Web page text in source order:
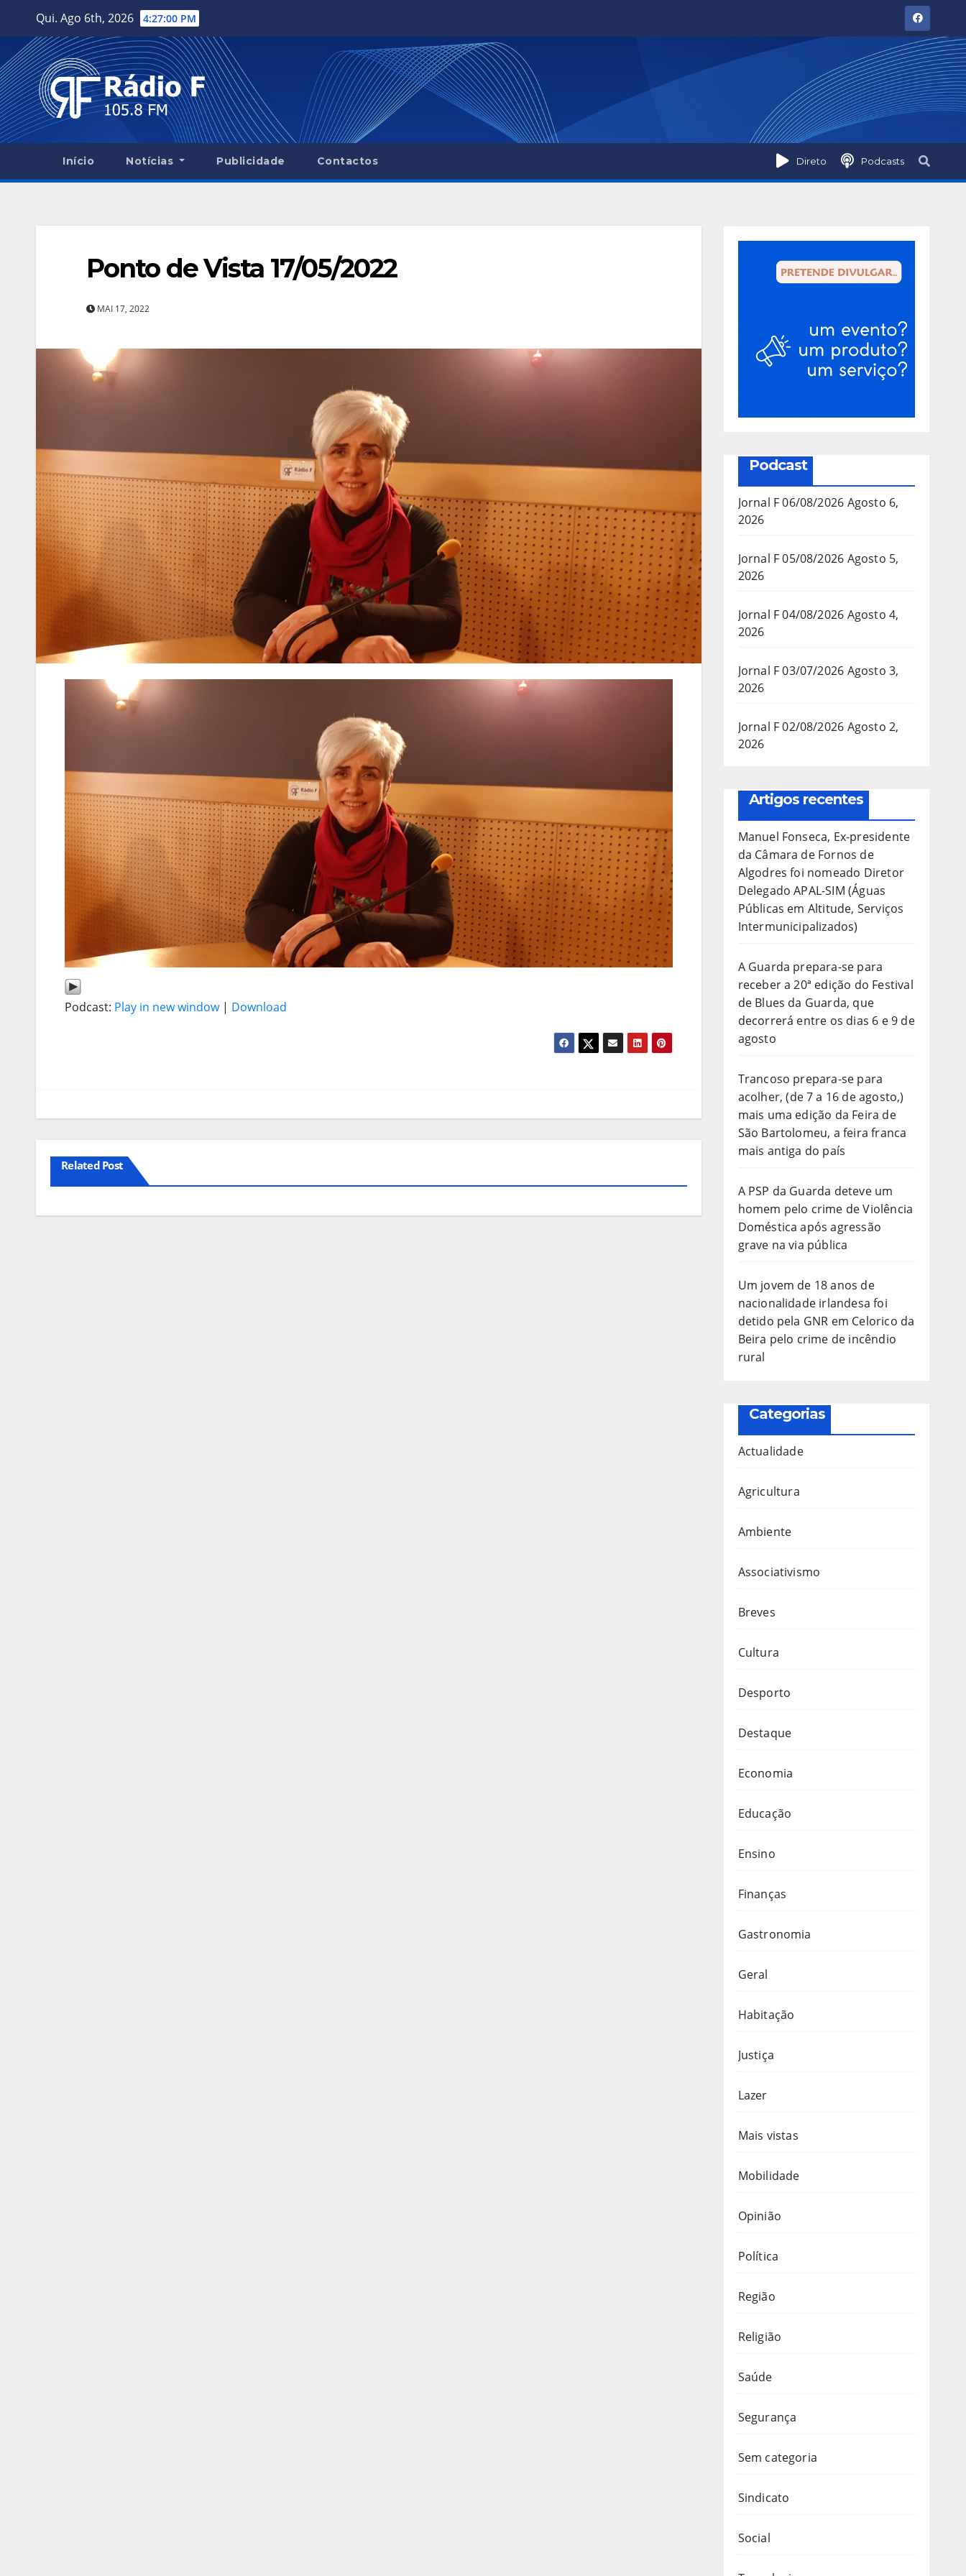
content
Qui. Ago 6th, 2026 4:27:01 PM
Direto Podcasts
Início Notícias Publicidade Contactos
Ponto de Vista 17/05/2022
MAI 17, 2022
Podcast: Play in new window| Download
Related Post
Podcast
Jornal F 06/08/2026 Agosto 6,
2026
Jornal F 05/08/2026 Agosto 5,
2026
Jornal F 04/08/2026 Agosto 4,
2026
Jornal F 03/07/2026 Agosto 3,
2026
Jornal F 02/08/2026 Agosto 2,
2026
Artigos recentes
Manuel Fonseca, Ex-presidente
da Câmara de Fornos de
Algodres foi nomeado Diretor
Delegado APAL-SIM (Águas
Públicas em Altitude, Serviços
Intermunicipalizados)
A Guarda prepara-se para
receber a 20ª edição do Festival
de Blues da Guarda, que
decorrerá entre os dias 6 e 9 de
agosto
Trancoso prepara-se para
acolher, (de 7 a 16 de agosto,)
mais uma edição da Feira de
São Bartolomeu, a feira franca
mais antiga do país
A PSP da Guarda deteve um
homem pelo crime de Violência
Doméstica após agressão
grave na via pública
Um jovem de 18 anos de
nacionalidade irlandesa foi
detido pela GNR em Celorico da
Beira pelo crime de incêndio
rural
Categorias
Actualidade
Agricultura
Ambiente
Associativismo
Breves
Cultura
Desporto
Destaque
Economia
Educação
Ensino
Finanças
Gastronomia
Geral
Habitação
Justiça
Lazer
Mais vistas
Mobilidade
Opinião
Política
Região
Religião
Saúde
Segurança
Sem categoria
Sindicato
Social